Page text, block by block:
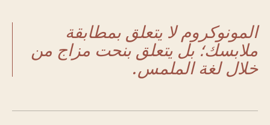
المونوكروم لا يتعلق بمطابقة
ملابسك؛ بل يتعلق بنحت مزاج من
خلال لغة الملمس.